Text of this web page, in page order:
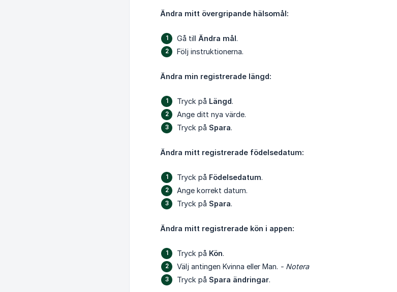
Ändra mitt övergripande hälsomål:
Gå till Ändra mål.
Följ instruktionerna.
Ändra min registrerade längd:
Tryck på Längd.
Ange ditt nya värde.
Tryck på Spara.
Ändra mitt registrerade födelsedatum:
Tryck på Födelsedatum.
Ange korrekt datum.
Tryck på Spara.
Ändra mitt registrerade kön i appen:
Tryck på Kön.
Välj antingen Kvinna eller Man. - Notera
Tryck på Spara ändringar.